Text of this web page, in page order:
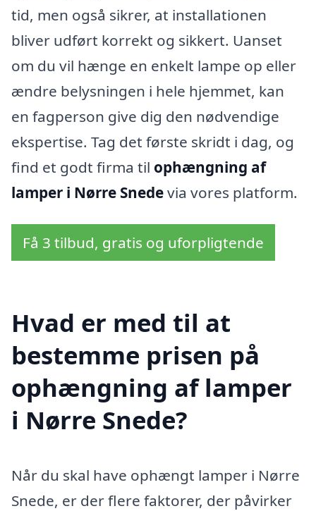
tid, men også sikrer, at installationen
bliver udført korrekt og sikkert. Uanset
om du vil hænge en enkelt lampe op eller
ændre belysningen i hele hjemmet, kan
en fagperson give dig den nødvendige
ekspertise. Tag det første skridt i dag, og
find et godt firma til ophængning af
lamper i Nørre Snedevia vores platform.
Få 3 tilbud, gratis og uforpligtende
Hvad er med til at
bestemme prisen på
ophængning af lamper
i Nørre Snede?
Når du skal have ophængt lamper i Nørre
Snede, er der flere faktorer, der påvirker